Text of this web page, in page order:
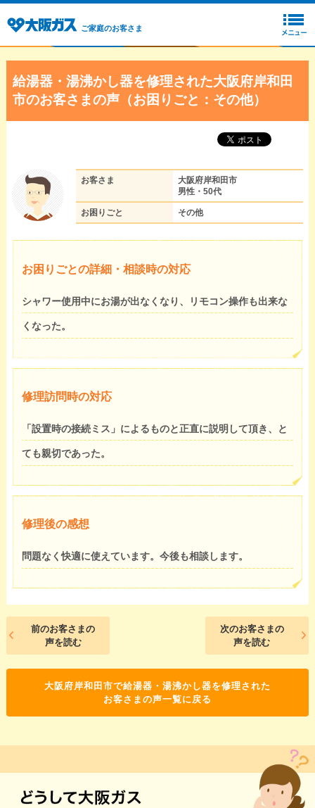
ご家庭のお客さま
給湯器・湯沸かし器を修理された大阪府岸和田
市のお客さまの声（お困りごと：その他）
お客さま
大阪府岸和田市
男性・50代
お困りごと その他
お困りごとの詳細・相談時の対応
シャワー使用中にお湯が出なくなり、リモコン操作も出来な
くなった。
修理訪問時の対応
「設置時の接続ミス」によるものと正直に説明して頂き、と
ても親切であった。
修理後の感想
問題なく快適に使えています。今後も相談します。
前のお客さまの
声を読む
次のお客さまの
声を読む
大阪府岸和田市で給湯器・湯沸かし器を修理された
お客さまの声一覧に戻る